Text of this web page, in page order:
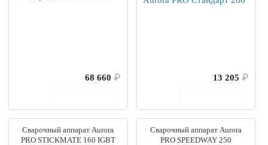
68 660 ₽
13 205 ₽
Сварочный аппарат Aurora
PRO STICKMATE 160 IGBT
Сварочный аппарат Aurora
PRO SPEEDWAY 250